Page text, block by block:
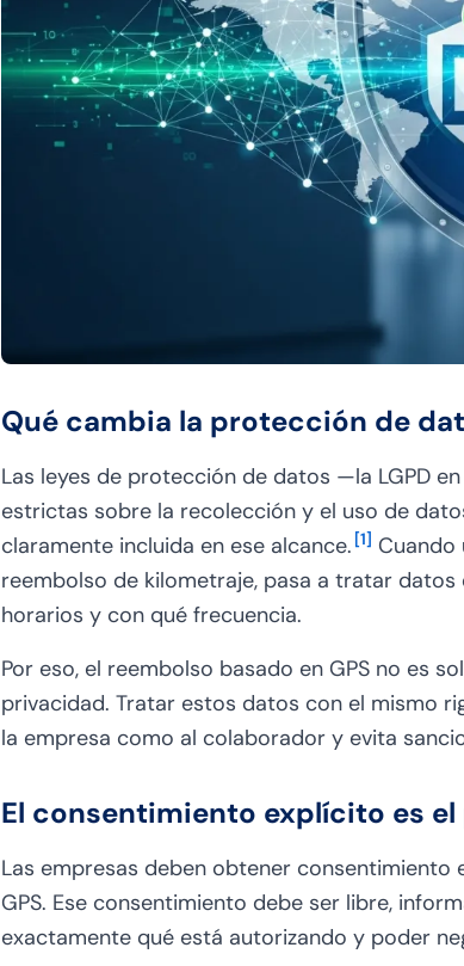
Qué cambia la protección de
Las leyes de protección de datos —la LGPD
estrictas sobre la recolección y el uso de
claramente incluida en ese alcance. [1] Cuando
reembolso de kilometraje, pasa a tratar
horarios y con qué frecuencia.
Por eso, el reembolso basado en GPS no es
privacidad. Tratar estos datos con el mismo
la empresa como al colaborador y evita
El consentimiento explícito es
Las empresas deben obtener
GPS. Ese consentimiento debe ser libre,
exactamente qué está autorizando y poder